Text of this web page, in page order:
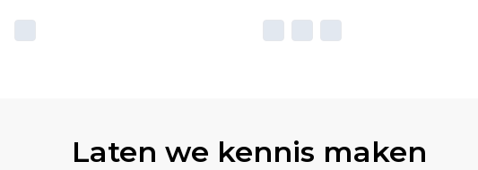
Laten we kennis maken